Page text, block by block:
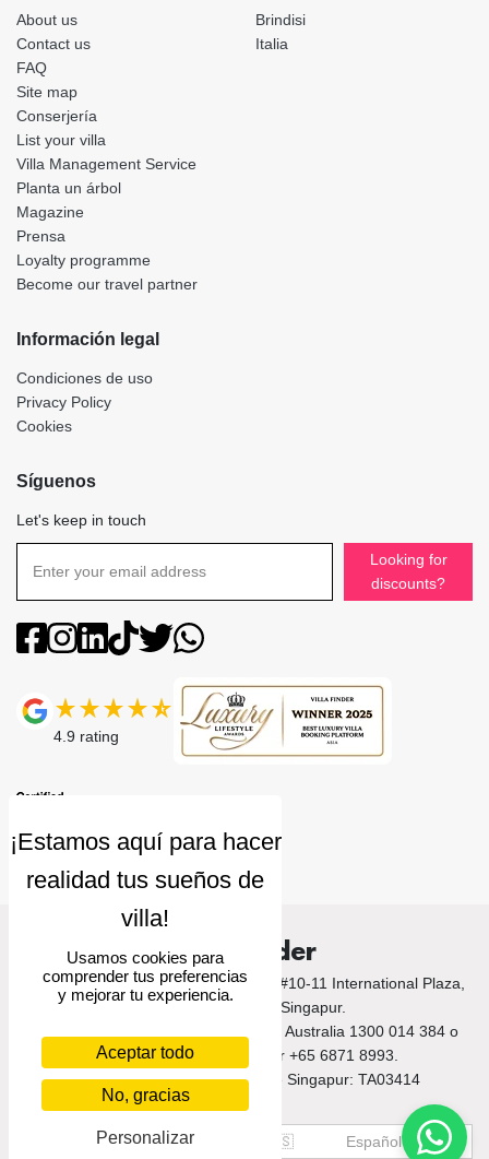
About us
Contact us
FAQ
Site map
Conserjería
List your villa
Villa Management Service
Planta un árbol
Magazine
Prensa
Loyalty programme
Become our travel partner
Brindisi
Italia
Información legal
Condiciones de uso
Privacy Policy
Cookies
Síguenos
Let's keep in touch
Looking for
discounts?
4.9 rating
Villa Finder
© 2026 Villa Finder. 10 Anson Road, #10-11 International Plaza,
Singapore 079903, Singapur.
Llámanos a Bali +62 212 789 9797 / Australia 1300 014 384 o
+61 2 9191 7419 / Singapur +65 6871 8993.
Número de licencia turística de Singapur: TA03414
USD 🇪🇸 Español
Usamos cookies para
comprender tus preferencias
y mejorar tu experiencia.
Aceptar todo
No, gracias
Personalizar